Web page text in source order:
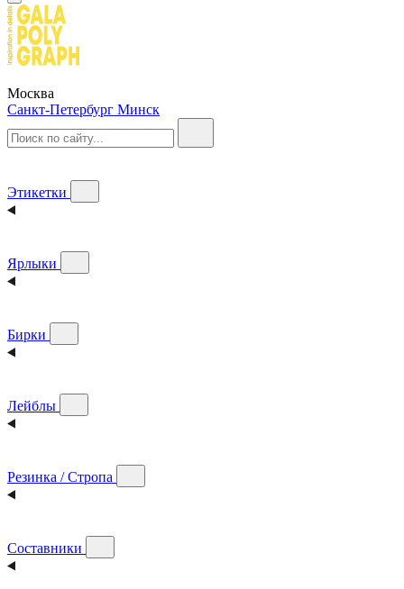
Москва
Санкт-Петербург Минск
Этикетки
Ярлыки
Бирки
Лейблы
Резинка / Стропа
Составники